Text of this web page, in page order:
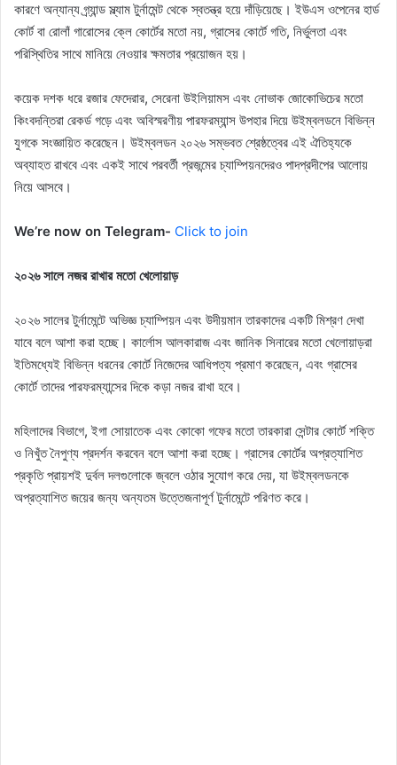
কারণে অন্যান্য গ্র্যান্ড স্ল্যাম টুর্নামেন্ট থেকে স্বতন্ত্র হয়ে দাঁড়িয়েছে। ইউএস ওপেনের হার্ড
কোর্ট বা রোলাঁ গারোসের ক্লে কোর্টের মতো নয়, গ্রাসের কোর্টে গতি, নির্ভুলতা এবং
পরিস্থিতির সাথে মানিয়ে নেওয়ার ক্ষমতার প্রয়োজন হয়।
কয়েক দশক ধরে রজার ফেদেরার, সেরেনা উইলিয়ামস এবং নোভাক জোকোভিচের মতো
কিংবদন্তিরা রেকর্ড গড়ে এবং অবিস্মরণীয় পারফরম্যান্স উপহার দিয়ে উইম্বলডনে বিভিন্ন
যুগকে সংজ্ঞায়িত করেছেন। উইম্বলডন ২০২৬ সম্ভবত শ্রেষ্ঠত্বের এই ঐতিহ্যকে
অব্যাহত রাখবে এবং একই সাথে পরবর্তী প্রজন্মের চ্যাম্পিয়নদেরও পাদপ্রদীপের আলোয়
নিয়ে আসবে।
We’re now on Telegram- Click to join
২০২৬ সালে নজর রাখার মতো খেলোয়াড়
২০২৬ সালের টুর্নামেন্টে অভিজ্ঞ চ্যাম্পিয়ন এবং উদীয়মান তারকাদের একটি মিশ্রণ দেখা
যাবে বলে আশা করা হচ্ছে। কার্লোস আলকারাজ এবং জানিক সিনারের মতো খেলোয়াড়রা
ইতিমধ্যেই বিভিন্ন ধরনের কোর্টে নিজেদের আধিপত্য প্রমাণ করেছেন, এবং গ্রাসের
কোর্টে তাদের পারফরম্যান্সের দিকে কড়া নজর রাখা হবে।
মহিলাদের বিভাগে, ইগা সোয়াতেক এবং কোকো গফের মতো তারকারা সেন্টার কোর্টে শক্তি
ও নিখুঁত নৈপুণ্য প্রদর্শন করবেন বলে আশা করা হচ্ছে। গ্রাসের কোর্টের অপ্রত্যাশিত
প্রকৃতি প্রায়শই দুর্বল দলগুলোকে জ্বলে ওঠার সুযোগ করে দেয়, যা উইম্বলডনকে
অপ্রত্যাশিত জয়ের জন্য অন্যতম উত্তেজনাপূর্ণ টুর্নামেন্টে পরিণত করে।